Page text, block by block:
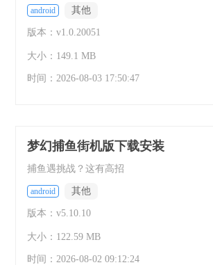
android 其他
版本：v1.0.20051
大小：149.1 MB
时间： 2026-08-03 17:50:47
梦幻捕鱼街机版下载安装
捕鱼遇挑战？这有高招
android 其他
版本：v5.10.10
大小：122.59 MB
时间： 2026-08-02 09:12:24